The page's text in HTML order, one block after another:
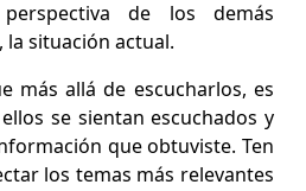
de los demás
situación actual.
más allá de escucharlos, es
se sientan escuchados y
que obtuviste. Ten
los temas más relevantes